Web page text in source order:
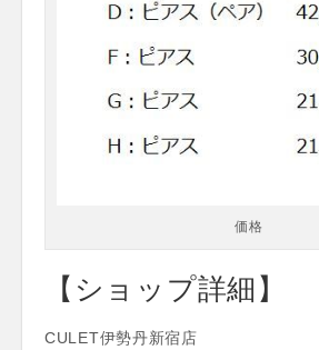
価格
【ショップ詳細】
CULET伊勢丹新宿店